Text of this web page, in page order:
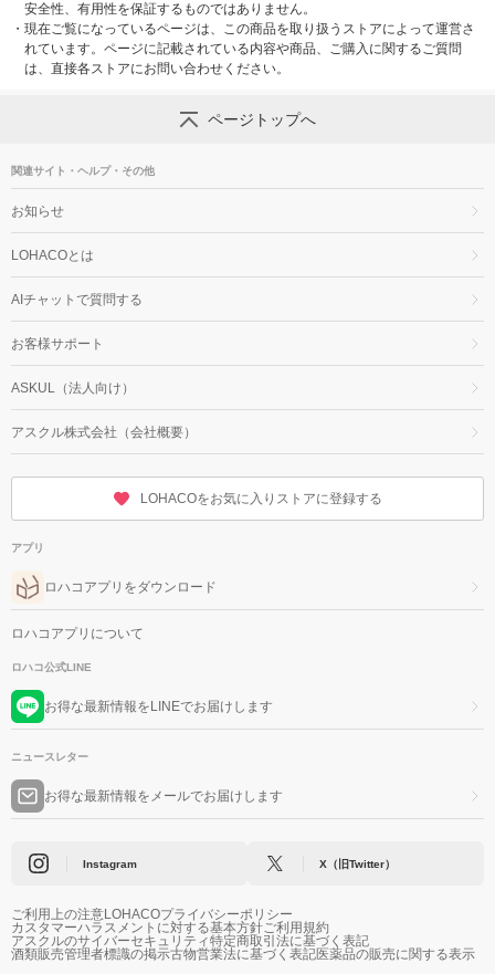
安全性、有用性を保証するものではありません。
・ 現在ご覧になっているページは、この商品を取り扱うストアによって運営さ
れています。ページに記載されている内容や商品、ご購入に関するご質問
は、直接各ストアにお問い合わせください。
ページトップへ
関連サイト・ヘルプ・その他
お知らせ
LOHACOとは
AIチャットで質問する
お客様サポート
ASKUL（法人向け）
アスクル株式会社（会社概要）
LOHACOをお気に入りストアに登録する
アプリ
ロハコアプリをダウンロード
ロハコアプリについて
ロハコ公式LINE
お得な最新情報をLINEでお届けします
ニュースレター
お得な最新情報をメールでお届けします
Instagram X（旧Twitter）
ご利用上の注意LOHACOプライバシーポリシー
カスタマーハラスメントに対する基本方針ご利用規約
アスクルのサイバーセキュリティ特定商取引法に基づく表記
酒類販売管理者標識の掲示古物営業法に基づく表記医薬品の販売に関する表示